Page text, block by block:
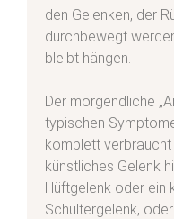
den Gelenken, der
durchbewegt
bleibt hängen.
Der morgendliche
typischen
komplett verbraucht
künstliches Gelenk
Hüftgelenk oder ein
Schultergelenk,